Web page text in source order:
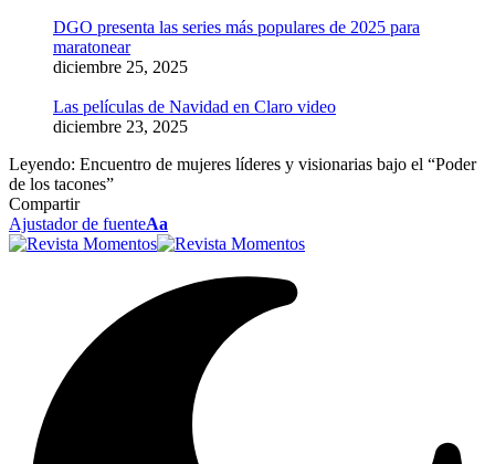
DGO presenta las series más populares de 2025 para
maratonear
diciembre 25, 2025
Las películas de Navidad en Claro video
diciembre 23, 2025
Leyendo: Encuentro de mujeres líderes y visionarias bajo el “Poder
de los tacones”
Compartir
Ajustador de fuenteAa